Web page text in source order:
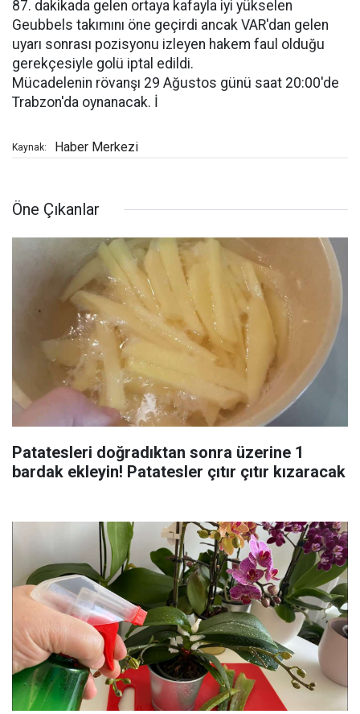
87. dakikada gelen ortaya kafayla iyi yükselen
Geubbels takımını öne geçirdi ancak VAR'dan gelen
uyarı sonrası pozisyonu izleyen hakem faul olduğu
gerekçesiyle golü iptal edildi.
Mücadelenin rövanşı 29 Ağustos günü saat 20:00'de
Trabzon'da oynanacak. İ
Kaynak: Haber Merkezi
Öne Çıkanlar
Patatesleri doğradıktan sonra üzerine 1
bardak ekleyin! Patatesler çıtır çıtır kızaracak